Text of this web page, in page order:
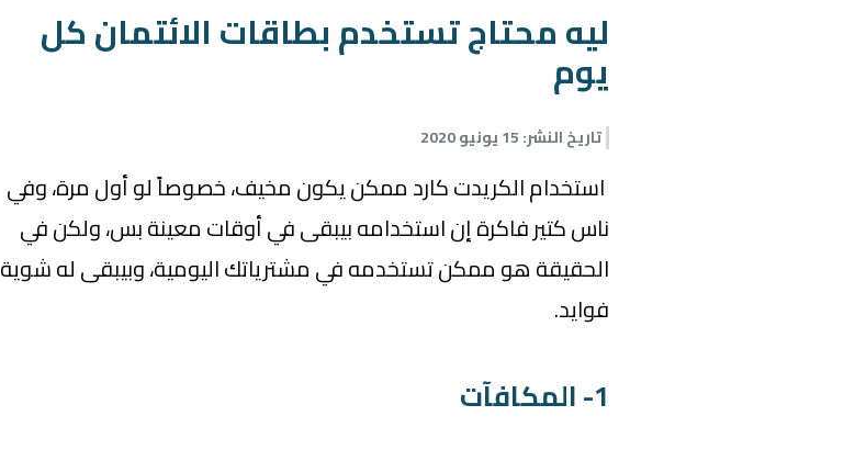
ليه محتاج تستخدم بطاقات الائتمان كل
يوم
تاريخ النشر:15 يونيو 2020
استخدام الكريدت كارد ممكن يكون مخيف، خصوصاً لو أول مرة، وفي
ناس كتير فاكرة إن استخدامه بيبقى في أوقات معينة بس، ولكن في
الحقيقة هو ممكن تستخدمه في مشترياتك اليومية، وبيبقى له شوية
فوايد.
1- المكافآت